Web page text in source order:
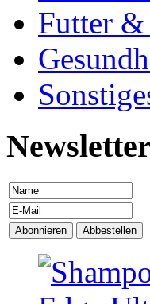
Futter
Newsletter